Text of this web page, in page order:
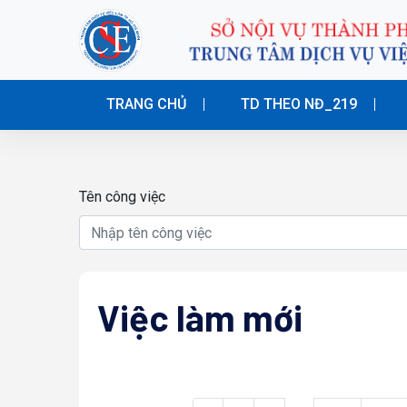
TRANG CHỦ TD THEO NĐ_219
Tên công việc
Việc làm mới